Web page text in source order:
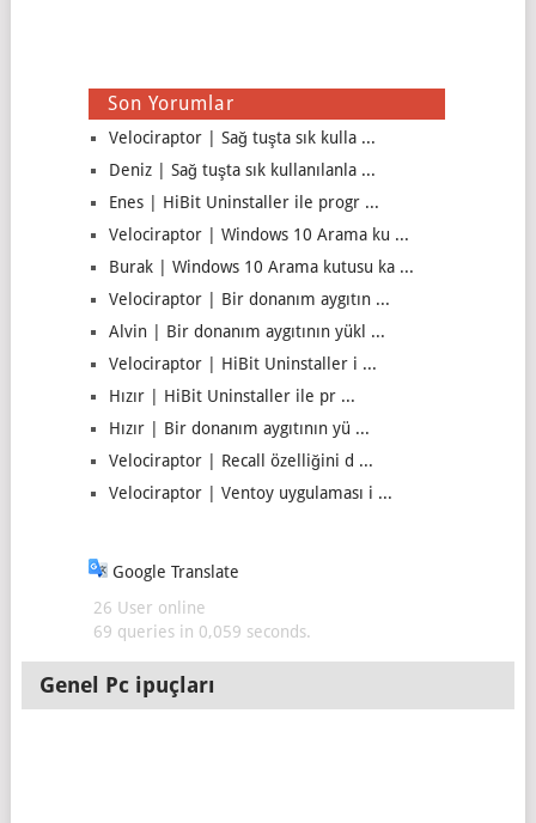
Son Yorumlar
Velociraptor | Sağ tuşta sık kulla ...
Deniz | Sağ tuşta sık kullanılanla ...
Enes | HiBit Uninstaller ile progr ...
Velociraptor | Windows 10 Arama ku ...
Burak | Windows 10 Arama kutusu ka ...
Velociraptor | Bir donanım aygıtın ...
Alvin | Bir donanım aygıtının yükl ...
Velociraptor | HiBit Uninstaller i ...
Hızır | HiBit Uninstaller ile pr ...
Hızır | Bir donanım aygıtının yü ...
Velociraptor | Recall özelliğini d ...
Velociraptor | Ventoy uygulaması i ...
Google Translate
26 User online
69 queries in 0,059 seconds.
Genel Pc ipuçları